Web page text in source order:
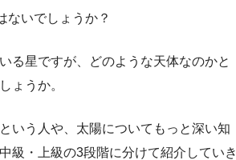
ないでしょうか？
る星ですが、どのような天体なのかと
ょうか。
いう人や、太陽についてもっと深い知
級・上級の3段階に分けて紹介していき